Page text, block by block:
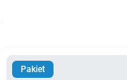
Pakiet